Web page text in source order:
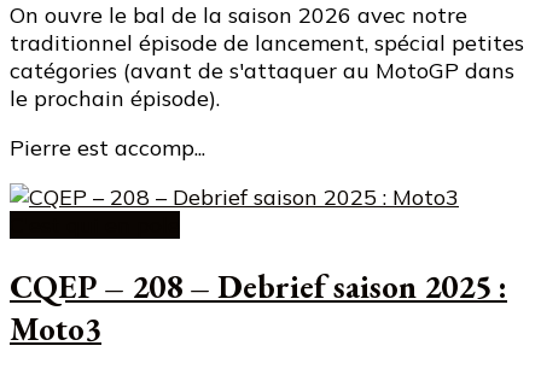
On ouvre le bal de la saison 2026 avec notre
traditionnel épisode de lancement, spécial petites
catégories (avant de s'attaquer au MotoGP dans
le prochain épisode).
Pierre est accomp...
CQEP – 208 – Debrief saison 2025 :
Moto3